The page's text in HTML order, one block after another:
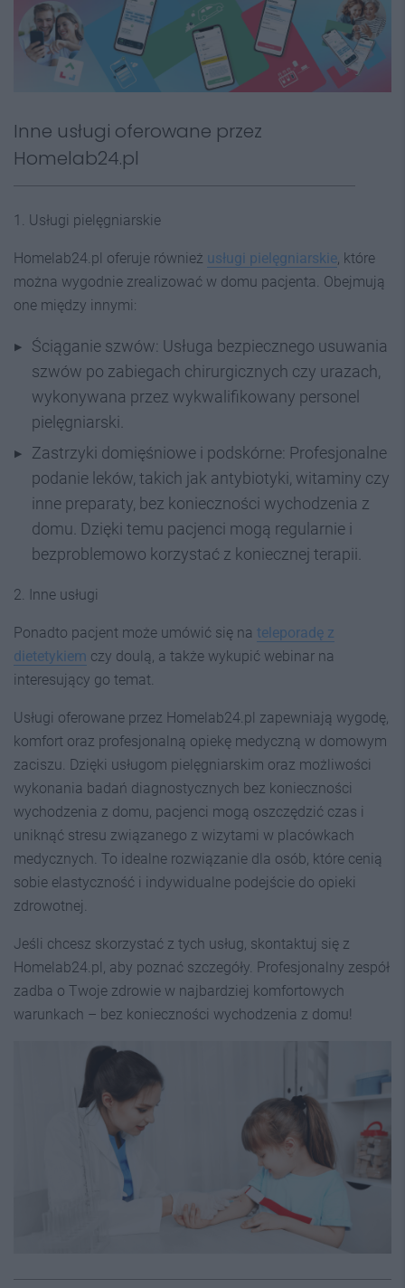
Inne usługi oferowane przez
Homelab24.pl
1. Usługi pielęgniarskie
Homelab24.pl oferuje również usługi pielęgniarskie, które
można wygodnie zrealizować w domu pacjenta. Obejmują
one między innymi:
Ściąganie szwów: Usługa bezpiecznego usuwania
szwów po zabiegach chirurgicznych czy urazach,
wykonywana przez wykwalifikowany personel
pielęgniarski.
Zastrzyki domięśniowe i podskórne: Profesjonalne
podanie leków, takich jak antybiotyki, witaminy czy
inne preparaty, bez konieczności wychodzenia z
domu. Dzięki temu pacjenci mogą regularnie i
bezproblemowo korzystać z koniecznej terapii.
2. Inne usługi
Ponadto pacjent może umówić się na teleporadę z
dietetykiem czy doulą, a także wykupić webinar na
interesujący go temat.
Usługi oferowane przez Homelab24.pl zapewniają wygodę,
komfort oraz profesjonalną opiekę medyczną w domowym
zaciszu. Dzięki usługom pielęgniarskim oraz możliwości
wykonania badań diagnostycznych bez konieczności
wychodzenia z domu, pacjenci mogą oszczędzić czas i
uniknąć stresu związanego z wizytami w placówkach
medycznych. To idealne rozwiązanie dla osób, które cenią
sobie elastyczność i indywidualne podejście do opieki
zdrowotnej.
Jeśli chcesz skorzystać z tych usług, skontaktuj się z
Homelab24.pl, aby poznać szczegóły. Profesjonalny zespół
zadba o Twoje zdrowie w najbardziej komfortowych
warunkach – bez konieczności wychodzenia z domu!